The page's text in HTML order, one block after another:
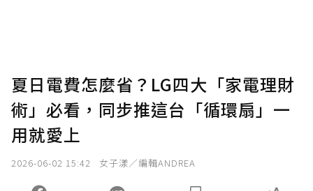
夏日電費怎麼省？LG四大「家電理財
術」必看，同步推這台「循環扇」一
用就愛上
2026-06-02 15:42 女子漾／編輯ANDREA